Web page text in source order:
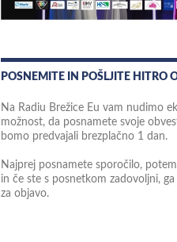
POSNEMITE IN POŠLJITE HITRO
Na Radiu Brežice Eu vam nudimo
možnost, da posnamete svoje
bomo predvajali brezplačno 1 dan.
Najprej posnamete sporočilo,
in če ste s posnetkom zadovoljni,
za objavo.